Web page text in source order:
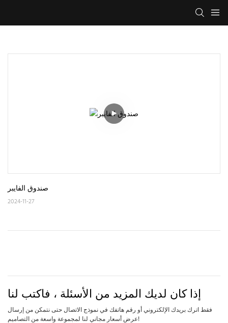
صندوق الفايبر
2024-11-27
إذا كان لديك المزيد من الأسئلة ، فاكتب لنا
فقط اترك بريدك الإلكتروني أو رقم هاتفك في نموذج الاتصال حتى نتمكن من إرسال
عرض أسعار مجاني لنا لمجموعة واسعة من التصاميم!